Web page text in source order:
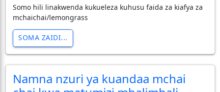
Somo hili linakwenda kukueleza kuhusu faida za kiafya za
mchaichai/lemongrass
SOMA ZAIDI...
Namna nzuri ya kuandaa mchai